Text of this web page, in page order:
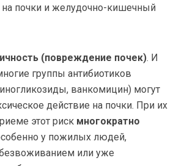
почки и желудочно-кишечный
(повреждение почек). И
группы антибиотиков
ванкомицин) могут
действие на почки. При их
этот риск многократно
у пожилых людей,
или уже